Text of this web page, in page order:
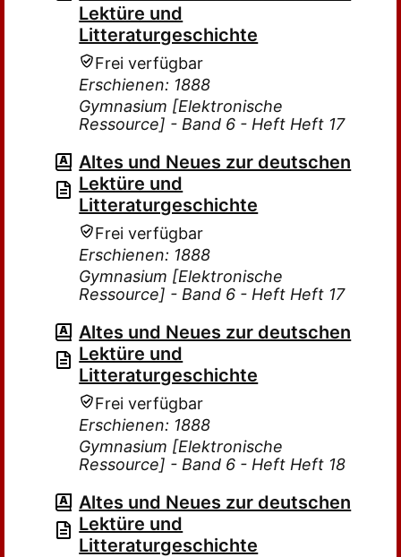
Lektüre und
Litteraturgeschichte
Frei verfügbar
Erschienen: 1888
Gymnasium [Elektronische
Ressource] - Band 6 - Heft Heft 17
Altes und Neues zur deutschen
Lektüre und
Litteraturgeschichte
Frei verfügbar
Erschienen: 1888
Gymnasium [Elektronische
Ressource] - Band 6 - Heft Heft 17
Altes und Neues zur deutschen
Lektüre und
Litteraturgeschichte
Frei verfügbar
Erschienen: 1888
Gymnasium [Elektronische
Ressource] - Band 6 - Heft Heft 18
Altes und Neues zur deutschen
Lektüre und
Litteraturgeschichte